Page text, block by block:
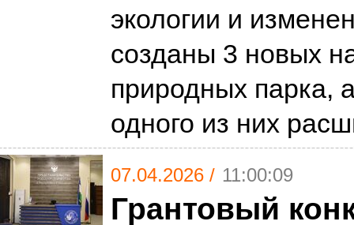
экологии и
созданы 3 новых
природных парка,
одного из них
07.04.2026 / 11:00:09
Грантовый